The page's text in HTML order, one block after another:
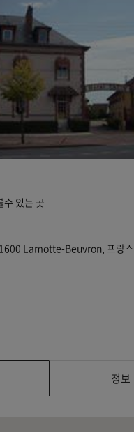
수 있는 곳
Lamotte-Beuvron, 프랑스
정보